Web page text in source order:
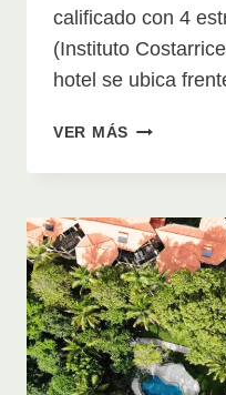
calificado con 4
(Instituto
hotel se ubica
VER MÁS HOTEL
DEL